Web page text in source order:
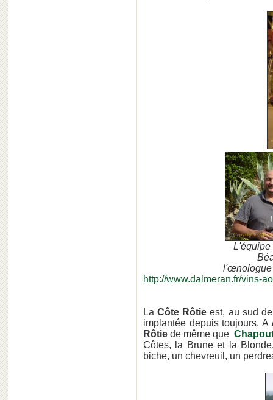
L'équipe
l'œnologue
http://www.dalmeran.fr/vins-
LaCôte Rôtie est, au sud
implantée depuis toujours. A
Rôtie de même que
Côtes, la Brune et la
biche, un chevreuil, un